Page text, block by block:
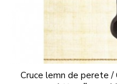
Cruce lemn de perete /